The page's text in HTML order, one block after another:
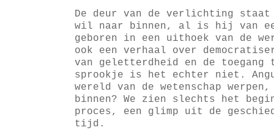
De deur van de verlichting staat
wil naar binnen, al is hij van
geboren in een uithoek van de
ook een verhaal over
van geletterdheid en de toegang
sprookje is het echter niet.
wereld van de wetenschap
binnen? We zien slechts het
proces, een glimp uit de
tijd.